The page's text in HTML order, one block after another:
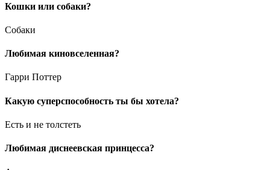
Кошки или собаки?
Собаки
Любимая киновселенная?
Гарри Поттер
Какую суперспособность ты бы хотела?
Есть и не толстеть
Любимая диснеевская принцесса?